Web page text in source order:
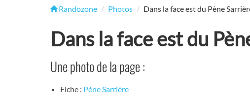
Randozone Photos Dans la face est du Pène
Dans la face est du
Une photo de la page :
Fiche : Pène Sarrière